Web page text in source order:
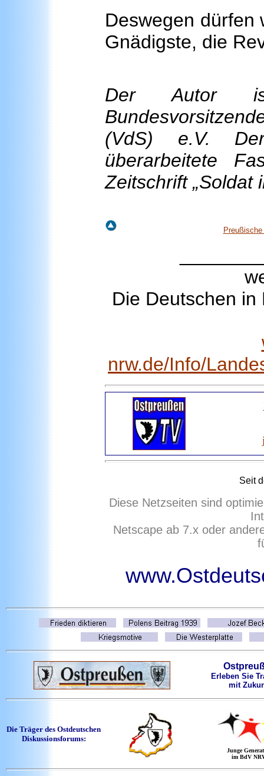
Deswegen dürfen
Gnädigste, die
DerAutorist
(VdS) e.V.
überarbeitete
Zeitschrift „Soldat
Die Deutschen
nrw.de/Info/
Seit
Diese Netzseiten sind
Netscape ab 7.x oder
Erleben Sie
mit
Die Träger des Ostdeutschen
Diskussionsforums:
Junge
im BdV